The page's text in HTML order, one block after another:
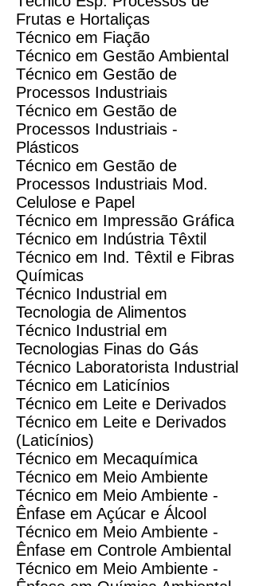
Frutas e Hortaliças
Técnico em Fiação
Técnico em Gestão Ambiental
Técnico em Gestão de
Processos Industriais
Técnico em Gestão de
Processos Industriais -
Plásticos
Técnico em Gestão de
Processos Industriais Mod.
Celulose e Papel
Técnico em Impressão Gráfica
Técnico em Indústria Têxtil
Técnico em Ind. Têxtil e Fibras
Químicas
Técnico Industrial em
Tecnologia de Alimentos
Técnico Industrial em
Tecnologias Finas do Gás
Técnico Laboratorista Industrial
Técnico em Laticínios
Técnico em Leite e Derivados
Técnico em Leite e Derivados
(Laticínios)
Técnico em Mecaquímica
Técnico em Meio Ambiente
Técnico em Meio Ambiente -
Ênfase em Açúcar e Álcool
Técnico em Meio Ambiente -
Ênfase em Controle Ambiental
Técnico em Meio Ambiente -